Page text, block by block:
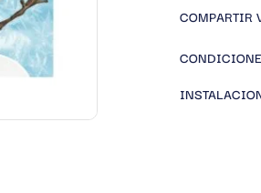
COMPARTIR